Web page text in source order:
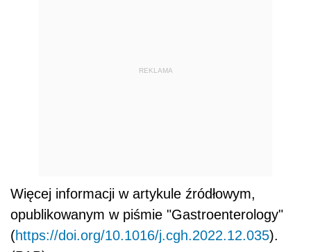
REKLAMA
Więcej informacji w artykule źródłowym,
opublikowanym w piśmie "Gastroenterology"
(https://doi.org/10.1016/j.cgh.2022.12.035).